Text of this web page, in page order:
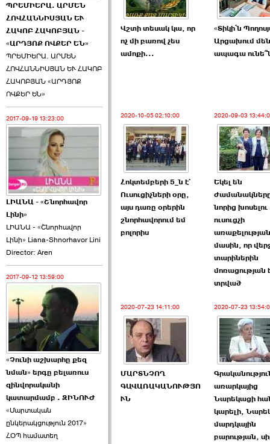
ՊՐԵՄԻԵՐԱ. ԱՐՄԵՆ
ՀՈՎՀԱՆՆԻՍՅԱՆ ԵՒ
ՀԱԿՈԲ ՀԱԿՈԲՅԱՆ -
«ԱՐԴՅՈՔ ՈՎՔԵՐ ԵՆ»
ՊՐԵՄԻԵՐԱ. ԱՐՄԵՆ
ՀՈՎՀԱՆՆԻՍՅԱՆ ԵՒ ՀԱԿՈԲ
ՀԱԿՈԲՅԱՆ «ԱՐԴՅՈՔ
ՈՎՔԵՐ ԵՆ»
2017-09-19 13:23:00
ԼԻԱՆԱ - «Շնորհավոր
Լինի»
ԼԻԱՆԱ - «Շնորհավոր
Լինի» Liana-Shnorhavor Lini
Director: Aren
2017-09-12 13:59:00
«Չունի աշխարհը քեզ
նման» երգը բելառուս
զինվորականի
կատարմամբ . ԶԻՆՈՒԺ
«Մարտական
ընկերակցություն 2017»
ՀՕՊ համատեղ
Վշտի տեսակ կա, որ
ոչ մի բառով չես
ամոքի...
«Տիկի՛ն
Արցախում
ապագա
2020-10-05 02:10:00
Հոկտեմբերի 5_ն է`
Ուսուցիչների օրը,
այս դառը օրերին
շնորհավորում եմ
բոլորիս
2020-09-03
Եկել են
նորից խոսելու
ուսուցչի
առաքելության
մասին, որ
տարիներին
մոռացության
տրված
2020-07-23 14:11:00
ՄԱՐՏՆՉՈՂ
ԳԱՎԱՌԱԿԱՆՈՒԹՅՈ
ՒՆ
2020-07-23
առարկայից
Նարեկացի
կարելի,
մարդկային
բարության,